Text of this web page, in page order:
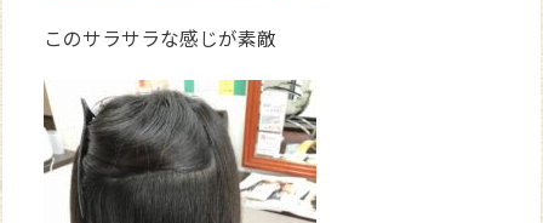
このサラサラな感じが素敵